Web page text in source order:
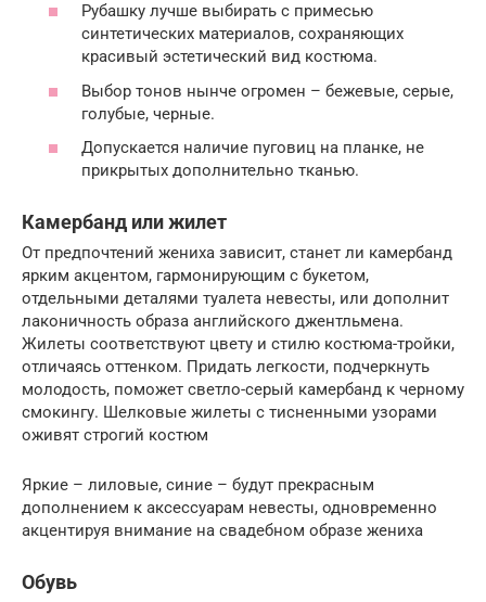
Рубашку лучше выбирать с примесью
синтетических материалов, сохраняющих
красивый эстетический вид костюма.
Выбор тонов нынче огромен – бежевые, серые,
голубые, черные.
Допускается наличие пуговиц на планке, не
прикрытых дополнительно тканью.
Камербанд или жилет
От предпочтений жениха зависит, станет ли камербанд
ярким акцентом, гармонирующим с букетом,
отдельными деталями туалета невесты, или дополнит
лаконичность образа английского джентльмена.
Жилеты соответствуют цвету и стилю костюма-тройки,
отличаясь оттенком. Придать легкости, подчеркнуть
молодость, поможет светло-серый камербанд к черному
смокингу. Шелковые жилеты с тисненными узорами
оживят строгий костюм
Яркие – лиловые, синие – будут прекрасным
дополнением к аксессуарам невесты, одновременно
акцентируя внимание на свадебном образе жениха
Обувь